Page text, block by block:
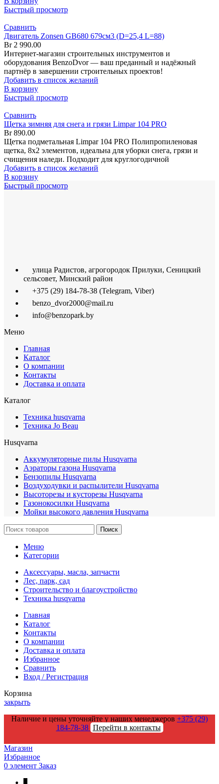
Быстрый просмотр
Сравнить
Двигатель Zonsen GB680 679см3 (D=25,4 L=88)
Br2 990.00
Интернет-магазин строительных инструментов и
оборудования BenzoDvor — ваш преданный и надёжный
партнёр в завершении строительных проектов!
Добавить в список желаний
В корзину
Быстрый просмотр
Сравнить
Щетка зимняя для снега и грязи Limpar 104 PRO
Br890.00
Щетка подметальная Limpar 104 PRO Полипропиленовая
щетка, 8х2 элементов, идеальна для уборки снега, грязи и
счищения наледи. Подходит для круглогодичной
Добавить в список желаний
В корзину
Быстрый просмотр
улица Радистов, агрогородок Прилуки, Сеницкий
сельсовет, Минский район
+375 (29) 184-78-38 (Telegram, Viber)
benzo_dvor2000@mail.ru
info@benzopark.by
Меню
Главная
Каталог
О компании
Контакты
Доставка и оплата
Каталог
Техника husqvarna
Техника Jo Beau
Husqvarna
Аккумуляторные пилы Husqvarna
Аэраторы газона Husqvarna
Бензопилы Husqvarna
Воздуходувки и распылители Husqvarna
Высоторезы и кусторезы Husqvarna
Газонокосилки Husqvarna
Мойки высокого давления Husqvarna
Поиск
Меню
Категории
Аксессуары, масла, запчасти
Лес, парк, сад
Строительство и благоустройство
Техника husqvarna
Главная
Каталог
Контакты
О компании
Доставка и оплата
Избранное
Сравнить
Вход / Регистрация
Корзина
закрыть
Наличие и цены уточняйте у наших менеджеров +375 (29)
184-78-38 Перейти в контакты
Магазин
Избранное
0 элемент Заказ